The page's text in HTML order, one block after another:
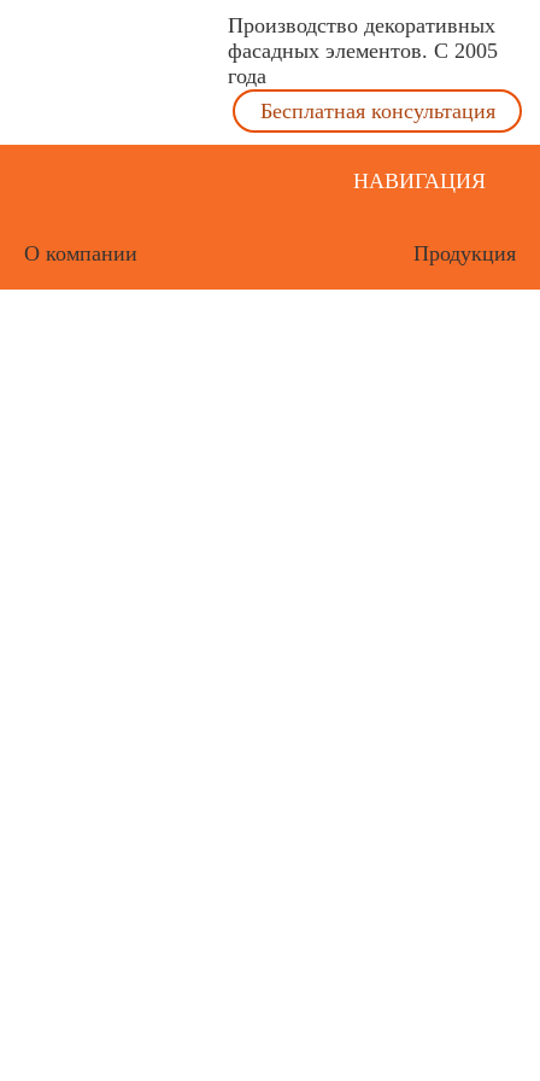
Производство декоративных
фасадных элементов. С 2005
года
Бесплатная консультация
НАВИГАЦИЯ
О компании Продукция